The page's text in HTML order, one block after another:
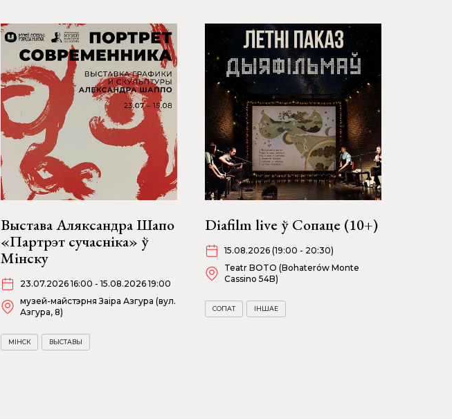
Выстава Аляксандра Шапо
«Партрэт сучасніка» ў
Мінску
23.07.2026 16:00 - 15.08.2026 19:00
музей-майстэрня Заіра Азгура (вул.
Азгура, 8)
МІНСК ВЫСТАВЫ
Diafilm live ў Сопаце (10+)
15.08.2026 (19:00 - 20:30)
Teatr BOTO (Bohaterów Monte
Cassino 54B)
СОПАТ ІНШАЕ